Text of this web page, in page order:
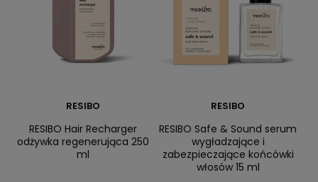
RESIBO
RESIBO Hair Recharger
odżywka regenerująca 250
ml
RESIBO
RESIBO Safe & Sound serum
wygładzające i
zabezpieczające końcówki
włosów 15 ml